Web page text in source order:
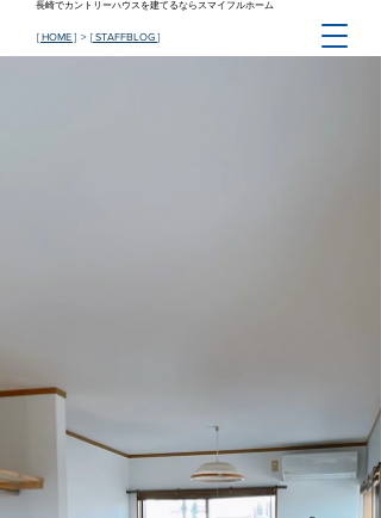
長崎でカントリーハウスを建てるならスマイフルホーム
[ HOME ] > [STAFFBLOG]